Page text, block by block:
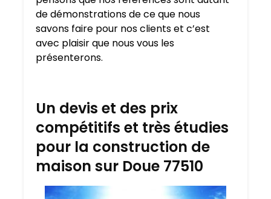
de démonstrations de ce que nous
savons faire pour nos clients et c’est
avec plaisir que nous vous les
présenterons.
Un devis et des prix
compétitifs et très étudies
pour la construction de
maison sur Doue 77510